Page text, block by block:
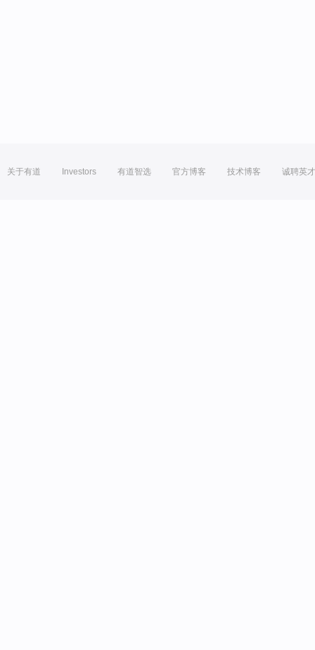
关于有道 Investors 有道智选 官方博客 技术博客 诚聘英才